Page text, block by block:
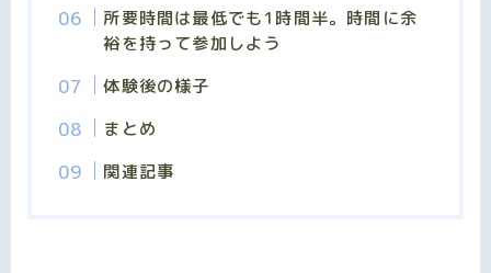
所要時間は最低でも1時間半。時間に余
裕を持って参加しよう
体験後の様子
まとめ
関連記事